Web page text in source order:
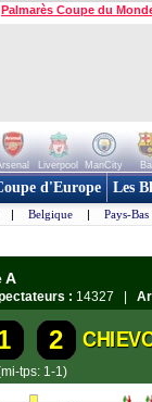
Palmarès Coupe du
Liverpool ManCity
d'Europe Les
| Belgique | Pays-Bas
A
: 14327 |
2
tps: 1-1)